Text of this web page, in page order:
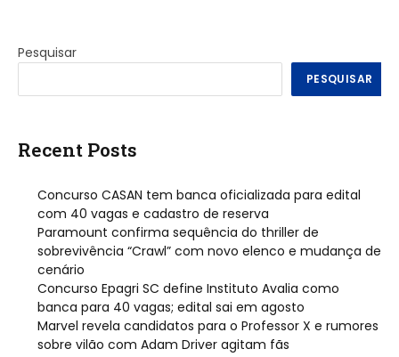
Pesquisar
PESQUISAR
Recent Posts
Concurso CASAN tem banca oficializada para edital
com 40 vagas e cadastro de reserva
Paramount confirma sequência do thriller de
sobrevivência “Crawl” com novo elenco e mudança de
cenário
Concurso Epagri SC define Instituto Avalia como
banca para 40 vagas; edital sai em agosto
Marvel revela candidatos para o Professor X e rumores
sobre vilão com Adam Driver agitam fãs